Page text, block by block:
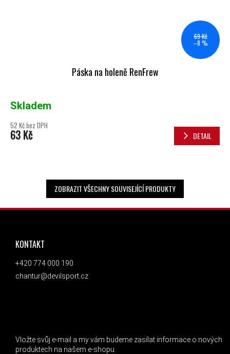
69 Kč
–8 %
Páska na holeně RenFrew
Skladem
52 Kč bez DPH
63 Kč DETAIL
ZOBRAZIT VŠECHNY SOUVISEJÍCÍ PRODUKTY
ZÁPATÍ
KONTAKT
+420 774 000 190
chantur@devilsport.cz
Vložte svůj e-mail a my vám budeme zasílat informace o nových
produktech na našem e-shopu.